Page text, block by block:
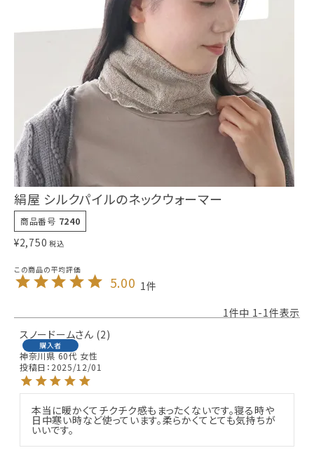
絹屋 シルクパイルのネックウォーマー
商品番号 7240
¥2,750 税込
5.00 1
1件中 1-1件表示
スノードーム
2
購入者
神奈川県 60代 女性
投稿日 2025/12/01
本当に暖かくてチクチク感もまったくないです。寝る時や
日中寒い時など使っています。柔らかくてとても気持ちが
いいです。